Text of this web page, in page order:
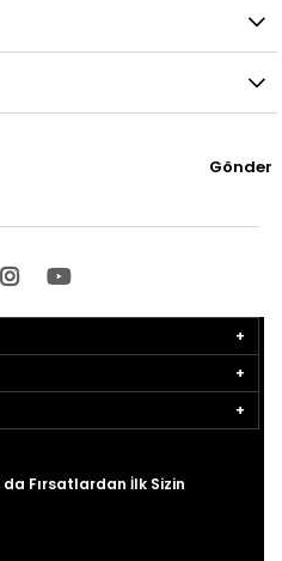
Gönder
Fırsatlardan İlk Sizin